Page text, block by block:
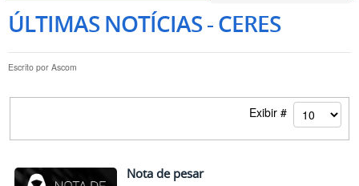
ÚLTIMAS NOTÍCIAS - CERES
Escrito por Ascom
Exibir #
Nota de pesar